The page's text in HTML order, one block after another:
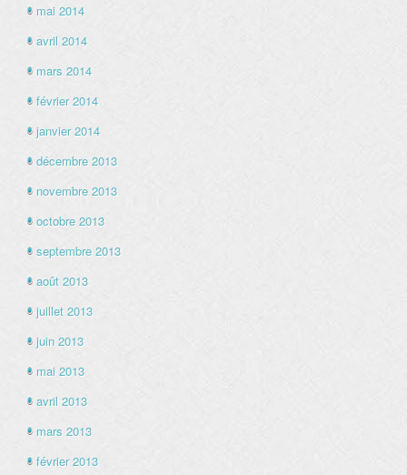
mai 2014
avril 2014
mars 2014
février 2014
janvier 2014
décembre 2013
novembre 2013
octobre 2013
septembre 2013
août 2013
juillet 2013
juin 2013
mai 2013
avril 2013
mars 2013
février 2013